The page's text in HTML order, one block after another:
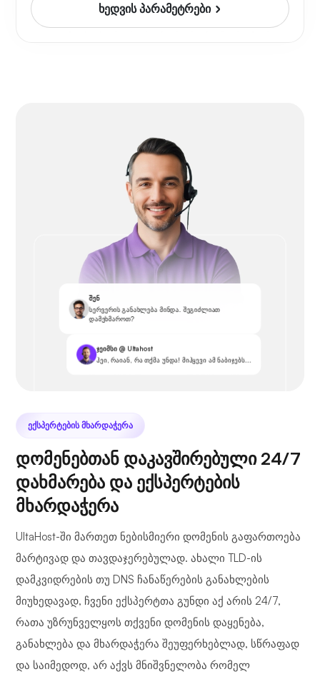
ხედვის პარამეტრები
შენ
სერვერის განახლება მინდა. შეგიძლიათ
დამეხმაროთ?
ჯეიმსი @ Ultahost
ჰეი, რაიან, რა თქმა უნდა! მიჰყევი ამ ნაბიჯებს...
ᲔᲥᲡᲞᲔᲠᲢᲔᲑᲘᲡ ᲛᲮᲐᲠᲓᲐᲭᲔᲠᲐ
დომენებთან დაკავშირებული 24/7
დახმარება და ექსპერტების
მხარდაჭერა
UltaHost-ში მართეთ ნებისმიერი დომენის გაფართოება
მარტივად და თავდაჯერებულად. ახალი TLD-ის
დამკვიდრების თუ DNS ჩანაწერების განახლების
მიუხედავად, ჩვენი ექსპერტთა გუნდი აქ არის 24/7,
რათა უზრუნველყოს თქვენი დომენის დაყენება,
განახლება და მხარდაჭერა შეუფერხებლად, სწრაფად
და საიმედოდ, არ აქვს მნიშვნელობა რომელ